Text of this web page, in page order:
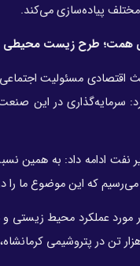
پیاده‌سازی می‌کند.
همت؛ طرح زیست محیطی